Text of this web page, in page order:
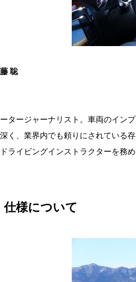
聡
タージャーナリスト。車両のイン
く、業界内でも頼りにされている
ライビングインストラクターを務
仕様について